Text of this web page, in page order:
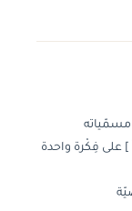
مسمّياته
] على فِكْرة واحدة